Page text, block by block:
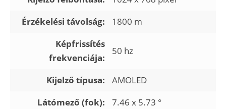
Érzékelési távolság:
1800 m
Képfrissítés
frekvenciája:
50 hz
Kijelző típusa:
AMOLED
Látómező (fok):
7.46 x 5.73 °